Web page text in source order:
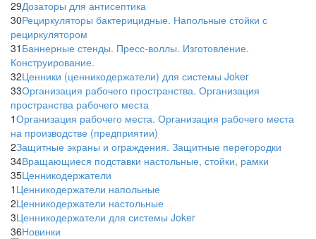
29Дозаторы для антисептика
30Рециркуляторы бактерицидные. Напольные стойки с
рециркулятором
31 Баннерные стенды. Пресс-воллы. Изготовление.
Конструирование.
32Ценники (ценникодержатели) для системы Joker
33Организация рабочего пространства. Организация
пространства рабочего места
1Организация рабочего места. Организация рабочего места
на производстве (предприятии)
2Защитные экраны и ограждения. Защитные перегородки
34Вращающиеся подставки настольные, стойки, рамки
35Ценникодержатели
1 Ценникодержатели напольные
2Ценникодержатели настольные
3Ценникодержатели для системы Joker
36Новинки